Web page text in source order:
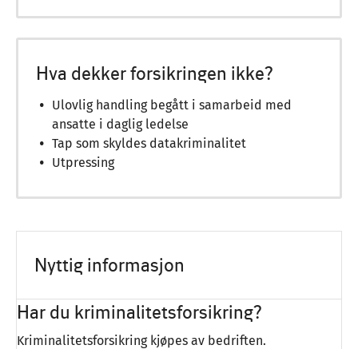
Hva dekker forsikringen ikke?
Ulovlig handling begått i samarbeid med
ansatte i daglig ledelse
Tap som skyldes datakriminalitet
Utpressing
Nyttig informasjon
Har du kriminalitetsforsikring?
Kriminalitetsforsikring kjøpes av bedriften.